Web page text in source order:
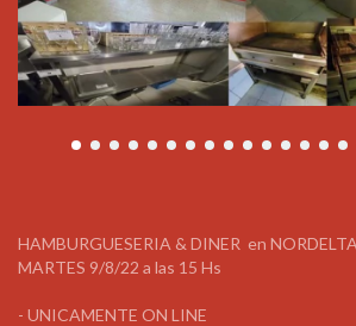
HAMBURGUESERIA & DINER en NORDELTA
MARTES 9/8/22 a las 15 Hs
- UNICAMENTE ON LINE